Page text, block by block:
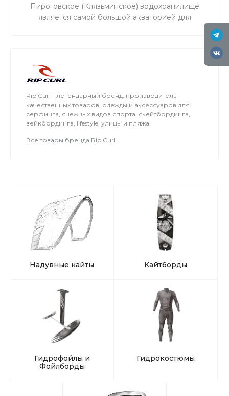
Пироговское (Клязьминское) водохранилище
является самой большой акваторией для
льду мокро или нет снега, мы занимаемся на
Rip Curl - легендарный бренд, производитель
качественных товаров, одежды и аксессуаров для
серфинга, снежных видов спорта, скейтбординга,
вейкбординга, lifestyle, улицы и пляжа.
Все товары бренда Rip Curl
Надувные кайты Кайтборды
Гидрофойлы и
Фойлборды
Гидрокостюмы